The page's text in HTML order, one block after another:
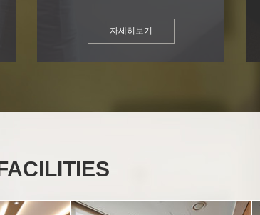
자세히보기